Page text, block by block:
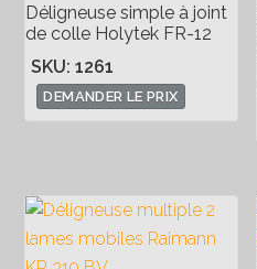
Déligneuse simple à joint
de colle Holytek FR-12
SKU: 1261
DEMANDER LE PRIX